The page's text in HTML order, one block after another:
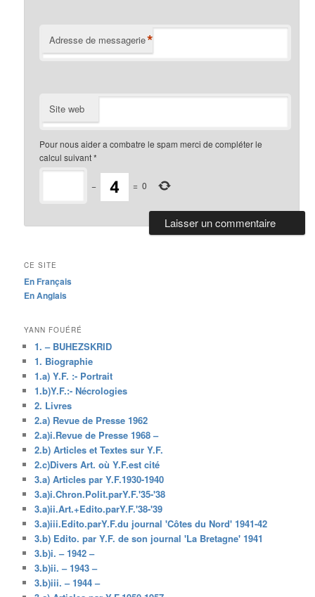
Adresse de messagerie*
Site web
Pour nous aider a combatre le spam merci de compléter le
calcul suivant*
− = 0
CE SITE
En Français
En Anglais
YANN FOUÉRÉ
1. – BUHEZSKRID
1. Biographie
1.a) Y.F. :- Portrait
1.b)Y.F.:- Nécrologies
2. Livres
2.a) Revue de Presse 1962
2.a)i.Revue de Presse 1968 –
2.b) Articles et Textes sur Y.F.
2.c)Divers Art. où Y.F.est cité
3.a) Articles par Y.F.1930-1940
3.a)i.Chron.Polit.parY.F.'35-'38
3.a)ii.Art.+Edito.parY.F.'38-'39
3.a)iii.Edito.parY.F.du journal 'Côtes du Nord' 1941-42
3.b) Edito. par Y.F. de son journal 'La Bretagne' 1941
3.b)i. – 1942 –
3.b)ii. – 1943 –
3.b)iii. – 1944 –